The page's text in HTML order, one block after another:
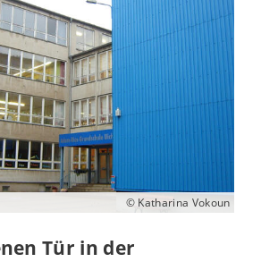
© Katharina Vokoun
Tür in der